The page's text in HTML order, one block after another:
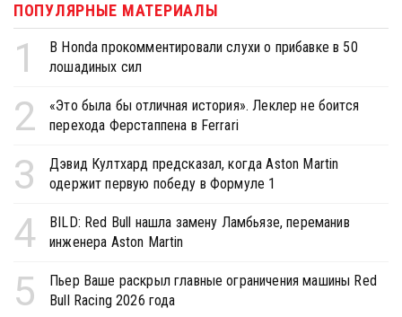
ПОПУЛЯРНЫЕ МАТЕРИАЛЫ
1
В Honda прокомментировали слухи о прибавке в 50
лошадиных сил
2
«Это была бы отличная история». Леклер не боится
перехода Ферстаппена в Ferrari
3
Дэвид Култхард предсказал, когда Aston Martin
одержит первую победу в Формуле 1
4
BILD: Red Bull нашла замену Ламбьязе, переманив
инженера Aston Martin
5
Пьер Ваше раскрыл главные ограничения машины Red
Bull Racing 2026 года